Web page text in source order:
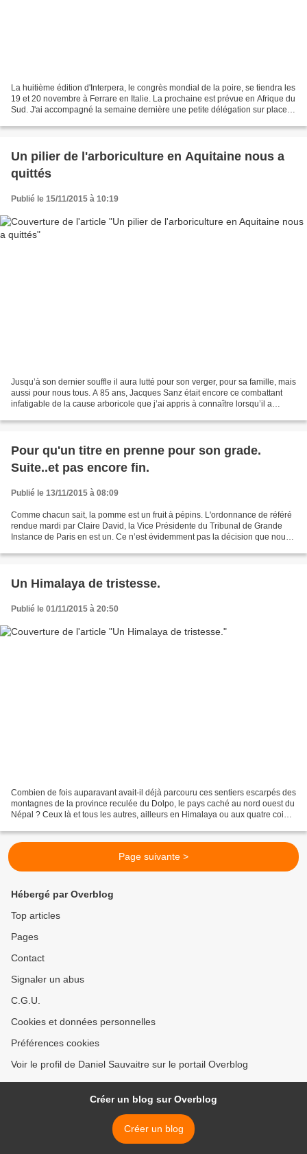
La huitième édition d'Interpera, le congrès mondial de la poire, se tiendra les
19 et 20 novembre à Ferrare en Italie. La prochaine est prévue en Afrique du
Sud. J'ai accompagné la semaine dernière une petite délégation sur place
Un pilier de l'arboriculture en Aquitaine nous a
quittés
Publié le 15/11/2015 à 10:19
Jusqu’à son dernier souffle il aura lutté pour son verger, pour sa famille, mais
aussi pour nous tous. A 85 ans, Jacques Sanz était encore ce combattant
infatigable de la cause arboricole que j’ai appris à connaître lorsqu’il a
Pour qu'un titre en prenne pour son grade.
Suite..et pas encore fin.
Publié le 13/11/2015 à 08:09
Comme chacun sait, la pomme est un fruit à pépins. L'ordonnance de référé
rendue mardi par Claire David, la Vice Présidente du Tribunal de Grande
Instance de Paris en est un. Ce n’est évidemment pas la décision que nous
Un Himalaya de tristesse.
Publié le 01/11/2015 à 20:50
Combien de fois auparavant avait-il déjà parcouru ces sentiers escarpés des
montagnes de la province reculée du Dolpo, le pays caché au nord ouest du
Népal ? Ceux là et tous les autres, ailleurs en Himalaya ou aux quatre coins
Page suivante >
Hébergé par Overblog
Top articles
Pages
Contact
Signaler un abus
C.G.U.
Cookies et données personnelles
Préférences cookies
Voir le profil de Daniel Sauvaitre sur le portail Overblog
Créer un blog sur Overblog
Créer un blog